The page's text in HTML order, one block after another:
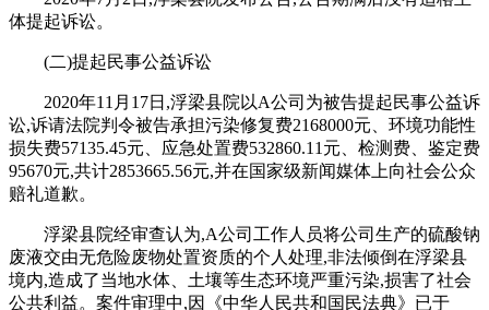
体提起诉讼。
(二)提起民事公益诉讼
2020年11月17日,浮梁县院以A公司为被告提起民事公益诉
讼,诉请法院判令被告承担污染修复费2168000元、环境功能性
损失费57135.45元、应急处置费532860.11元、检测费、鉴定费
95670元,共计2853665.56元,并在国家级新闻媒体上向社会公众
赔礼道歉。
浮梁县院经审查认为,A公司工作人员将公司生产的硫酸钠
废液交由无危险废物处置资质的个人处理,非法倾倒在浮梁县
境内,造成了当地水体、土壤等生态环境严重污染,损害了社会
公共利益。案件审理中,因《中华人民共和国民法典》已于